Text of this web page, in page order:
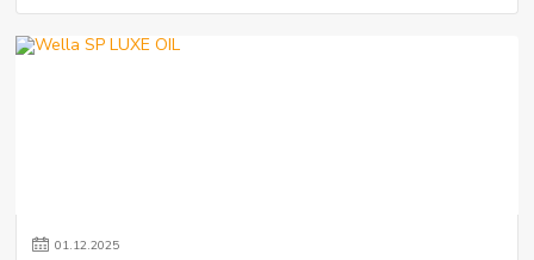
01.12.2025